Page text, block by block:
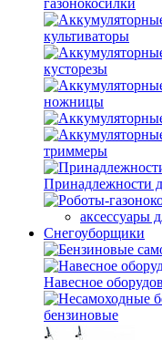
газонокосилки
культиваторы
кусторезы
ножницы
триммеры
Принадлежности
аксессуары
Снегоуборщики
Навесное
бензиновые